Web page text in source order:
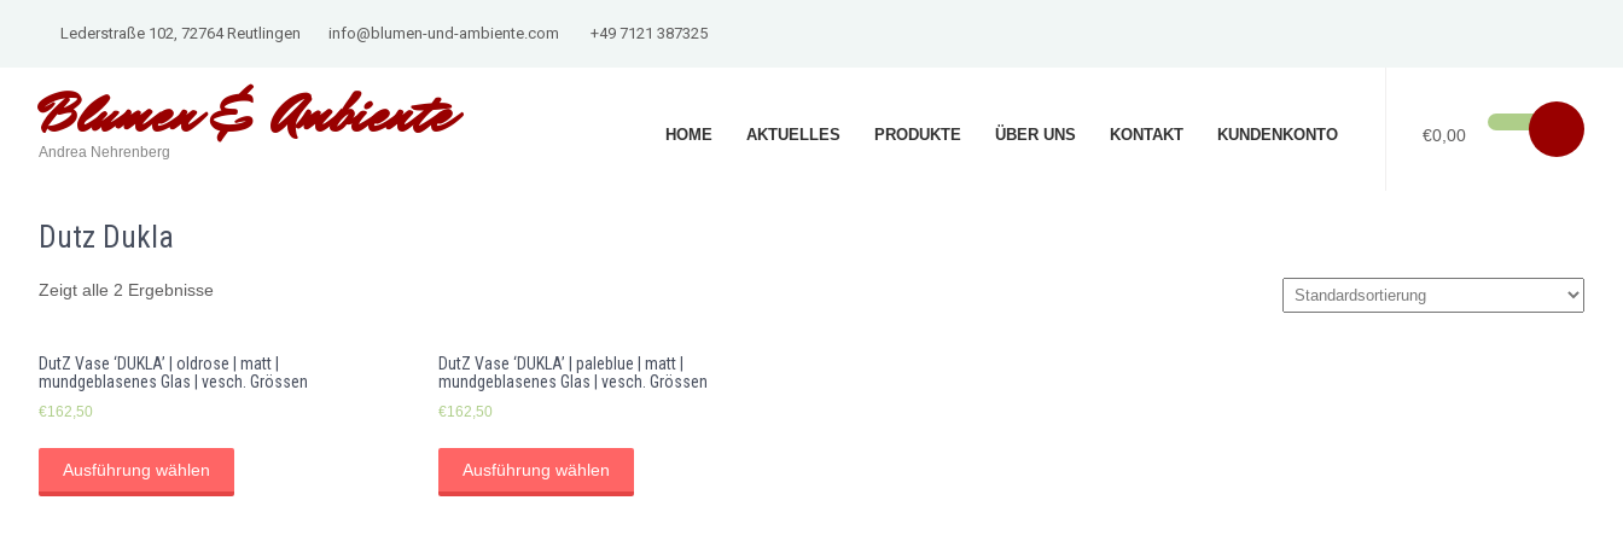
Lederstraße 102, 72764 Reutlingen info@blumen-und-ambiente.com +49 7121 387325
Blumen &Ambiente
Andrea Nehrenberg
€0,00
HOME AKTUELLES PRODUKTE ÜBER UNS KONTAKT KUNDENKONTO
Dutz Dukla
Zeigt alle 2 Ergebnisse
DutZ Vase ‘DUKLA’ | oldrose | matt |
mundgeblasenes Glas | vesch. Grössen
€162,50
Ausführung wählen
DutZ Vase ‘DUKLA’ | paleblue | matt |
mundgeblasenes Glas | vesch. Grössen
€162,50
Ausführung wählen